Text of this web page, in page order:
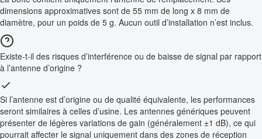
dimensions approximatives sont de 55 mm de long x 8 mm de
diamètre, pour un poids de 5 g. Aucun outil d’installation n’est inclus.
Existe-t-il des risques d’interférence ou de baisse de signal par rapport
à l’antenne d’origine ?
Si l’antenne est d’origine ou de qualité équivalente, les performances
seront similaires à celles d’usine. Les antennes génériques peuvent
présenter de légères variations de gain (généralement ±1 dB), ce qui
pourrait affecter le signal uniquement dans des zones de réception